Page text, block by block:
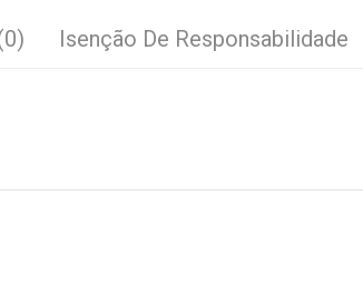
Isenção De Responsabilidade